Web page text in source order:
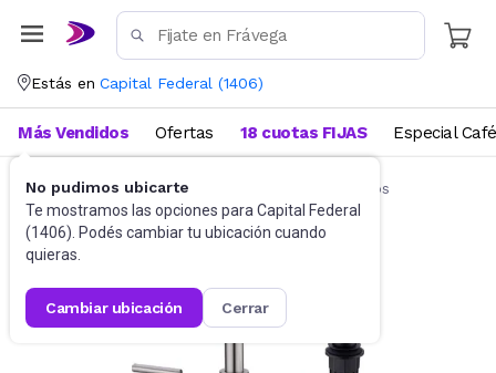
Estás en Capital Federal (1406)
No pudimos ubicarte
Te mostramos las opciones para Capital Federal
(1406). Podés cambiar tu ubicación cuando
quieras.
cambiar ubicación cerrar
Más Vendidos Ofertas 18 cuotas FIJAS Especial Café
Griferías Griferías para Vanitorys y Lavatorios